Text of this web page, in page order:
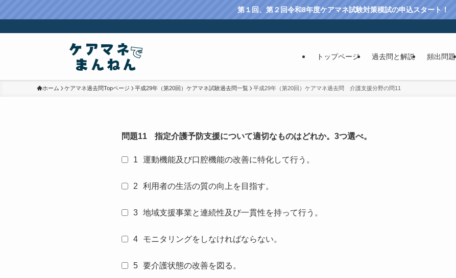
第１回、第２回令和8年度ケアマネ試験対策模試の申込スタート！
トップページ 過去問と解説 頻出問題
ホーム ケアマネ過去問Topページ 平成29年（第20回）ケアマネ試験過去問一覧 平成29年（第20回）ケアマネ過去問 介護支援分野の問11
問題11 指定介護予防支援について適切なものはどれか。3つ選べ。
1 運動機能及び口腔機能の改善に特化して行う。
2 利用者の生活の質の向上を目指す。
3 地域支援事業と連続性及び一貫性を持って行う。
4 モニタリングをしなければならない。
5 要介護状態の改善を図る。